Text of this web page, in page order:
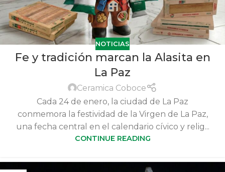
NOTICIAS
Fe y tradición marcan la Alasita en
La Paz
Ceramica Coboce
Cada 24 de enero, la ciudad de La Paz
conmemora la festividad de la Virgen de La Paz,
una fecha central en el calendario cívico y relig...
CONTINUE READING